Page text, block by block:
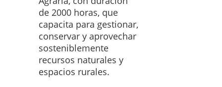
de 2000 horas, que
capacita para gestionar,
conservar y aprovechar
sosteniblemente
recursos naturales y
espacios rurales.